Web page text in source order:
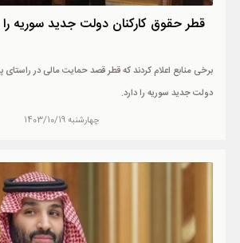
قطر حقوق کارکنان دولت جدید سوریه
برخی منابع اعلام کردند که قطر قصد حمایت مالی در
دولت جدید سوریه را دارد.
چهارشنبه 1403/10/19